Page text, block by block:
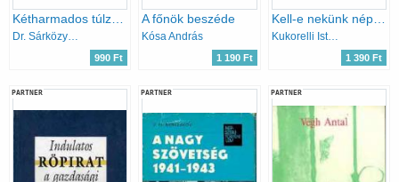
990 Ft
A főnök beszéde
Kósa András
1 190 Ft
Kell-e nekünk népszavazás? (Elrendelt népszavazások Magyarországon 1989-2019) (Retörki Könyvek 41.)
Kukorelli István
1 390 Ft
PARTNER PARTNER PARTNER